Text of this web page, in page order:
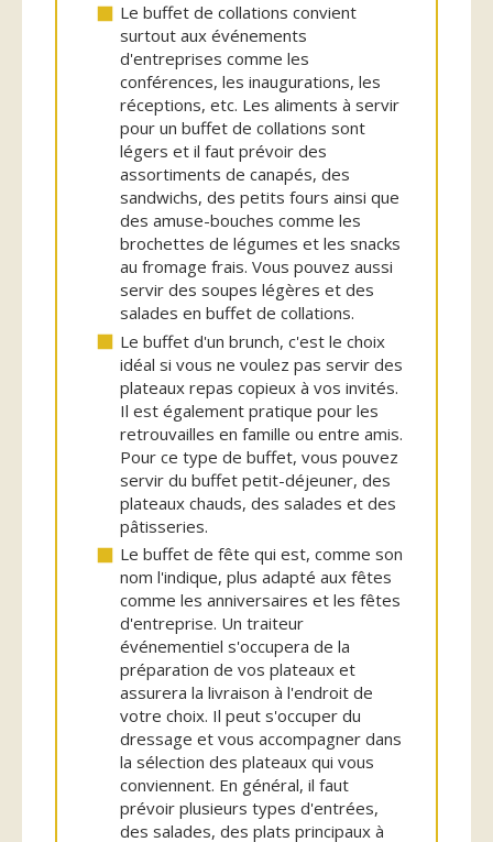
Le buffet de collations convient
surtout aux événements
d'entreprises comme les
conférences, les inaugurations, les
réceptions, etc. Les aliments à servir
pour un buffet de collations sont
légers et il faut prévoir des
assortiments de canapés, des
sandwichs, des petits fours ainsi que
des amuse-bouches comme les
brochettes de légumes et les snacks
au fromage frais. Vous pouvez aussi
servir des soupes légères et des
salades en buffet de collations.
Le buffet d'un brunch, c'est le choix
idéal si vous ne voulez pas servir des
plateaux repas copieux à vos invités.
Il est également pratique pour les
retrouvailles en famille ou entre amis.
Pour ce type de buffet, vous pouvez
servir du buffet petit-déjeuner, des
plateaux chauds, des salades et des
pâtisseries.
Le buffet de fête qui est, comme son
nom l'indique, plus adapté aux fêtes
comme les anniversaires et les fêtes
d'entreprise. Un traiteur
événementiel s'occupera de la
préparation de vos plateaux et
assurera la livraison à l'endroit de
votre choix. Il peut s'occuper du
dressage et vous accompagner dans
la sélection des plateaux qui vous
conviennent. En général, il faut
prévoir plusieurs types d'entrées,
des salades, des plats principaux à